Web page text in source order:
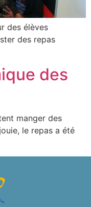
des élèves
des repas
des
manger des
le repas a été